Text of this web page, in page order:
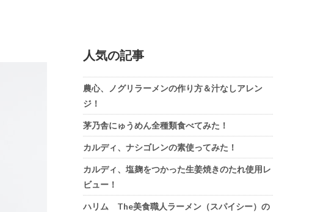
人気の記事
農心、ノグリラーメンの作り方＆汁なしアレン
ジ！
茅乃舎にゅうめん全種類食べてみた！
カルディ、ナシゴレンの素使ってみた！
カルディ、塩麹をつかった生姜焼きのたれ使用レ
ビュー！
ハリム The美食職人ラーメン（スパイシー）の